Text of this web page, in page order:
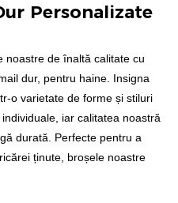
Personalizate
noastre de înaltă calitate cu
dur, pentru haine. Insigna
o varietate de forme și stiluri
iar calitatea noastră
durată. Perfecte pentru a
ținute, broșele noastre